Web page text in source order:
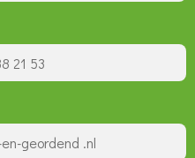
21 53
geordend .nl